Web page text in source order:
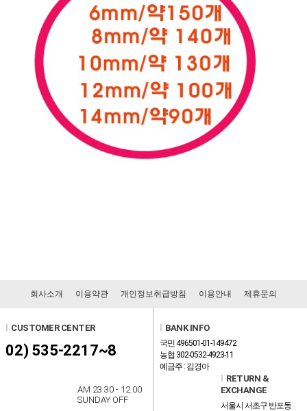
회사소개 이용약관 개인정보취급방침 이용안내 제휴문의
CUSTOMER CENTER
02) 535-2217~8
AM 23:30 - 12:00
SUNDAY OFF
BANK INFO
국민 496501-01-149472
농협 302-0532-4923-11
예금주 : 김경아
RETURN &
EXCHANGE
서울시 서초구 반포동